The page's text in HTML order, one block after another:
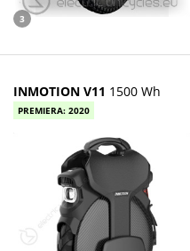
3
INMOTION V11 1500 Wh
PREMIERA: 2020